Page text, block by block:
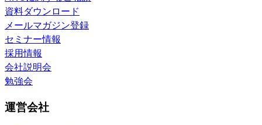
資料ダウンロード
メールマガジン登録
セミナー情報
採用情報
会社説明会
勉強会
運営会社